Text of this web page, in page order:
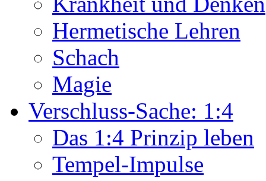
Hermetische Lehren
Schach
Magie
Verschluss-Sache: 1:4
Das 1:4 Prinzip leben
Tempel-Impulse